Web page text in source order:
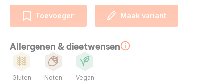
Toevoegen Maak variant
Allergenen & dieetwensen
Gluten Noten Vegan